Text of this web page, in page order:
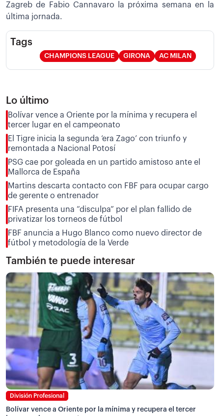
Zagreb de Fabio Cannavaro la próxima semana en la
última jornada.
Tags
CHAMPIONS LEAGUE GIRONA AC MILAN
Lo último
Bolívar vence a Oriente por la mínima y recupera el
tercer lugar en el campeonato
El Tigre inicia la segunda ‘era Zago’ con triunfo y
remontada a Nacional Potosí
PSG cae por goleada en un partido amistoso ante el
Mallorca de España
Martins descarta contacto con FBF para ocupar cargo
de gerente o entrenador
FIFA presenta una “disculpa” por el plan fallido de
privatizar los torneos de fútbol
FBF anuncia a Hugo Blanco como nuevo director de
fútbol y metodología de la Verde
También te puede interesar
División Profesional
Bolívar vence a Oriente por la mínima y recupera el tercer